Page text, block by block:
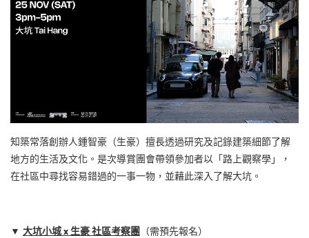
知築常落創辦人鍾智豪（生豪）擅長透過研究及記錄建築細節了解
地方的生活及文化。是次導賞團會帶領參加者以「路上觀察學」，
在社區中尋找容易錯過的一事一物，並藉此深入了解大坑。
▼ 大坑小城x生豪社區考察團 （需預先報名）